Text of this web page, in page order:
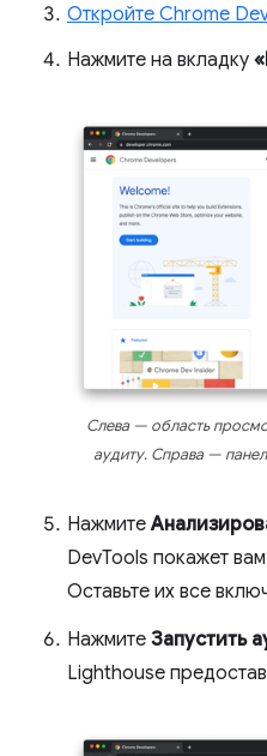
Откройте Chrome
Нажмите на вкладку
Слева — область
аудиту. Справа —
Нажмите
DevTools покажет
Оставьте их все
Нажмите Запустить
Lighthouse